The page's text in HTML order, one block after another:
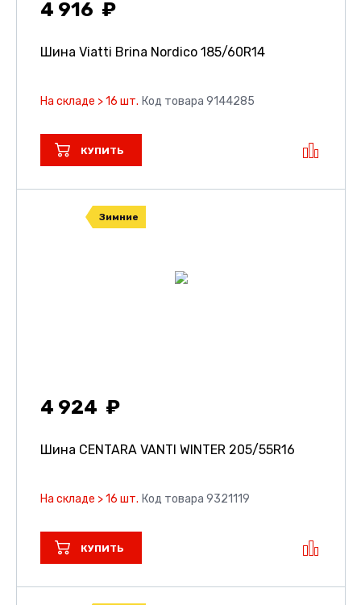
4 916
Шина Viatti Brina Nordico 185/60R14
На складе > 16 шт. Код товара 9144285
КУПИТЬ
Зимние
4 924
Шина CENTARA VANTI WINTER 205/55R16
На складе > 16 шт. Код товара 9321119
КУПИТЬ